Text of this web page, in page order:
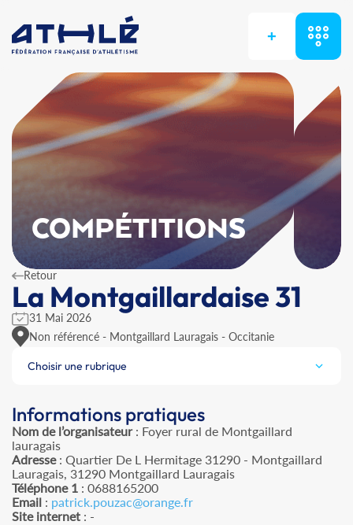
+
COMPÉTITIONS
Retour
La Montgaillardaise 31
31 Mai 2026
Non référencé - Montgaillard Lauragais - Occitanie
Choisir une rubrique
Informations pratiques
Nom de l’organisateur: Foyer rural de Montgaillard
lauragais
Adresse: Quartier De L Hermitage 31290 - Montgaillard
Lauragais, 31290 Montgaillard Lauragais
Téléphone 1 : 0688165200
Email : patrick.pouzac@orange.fr
Site internet : -